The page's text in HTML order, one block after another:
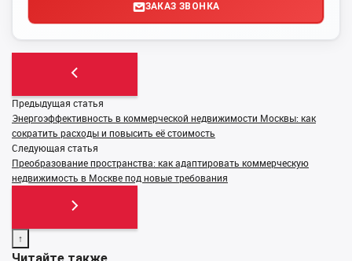
ЗАКАЗ ЗВОНКА
Предыдущая статья
Энергоэффективность в коммерческой недвижимости Москвы: как
сократить расходы и повысить её стоимость
Следующая статья
Преобразование пространства: как адаптировать коммерческую
недвижимость в Москве под новые требования
↑
Читайте также